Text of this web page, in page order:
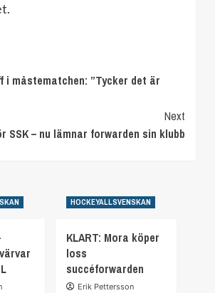
måstematchen: ”Tycker det är
Next
SSK – nu lämnar forwarden sin klubb
HOCKEYALLSVENSKAN
KLART: Mora köper
loss
succéforwarden
Erik Pettersson